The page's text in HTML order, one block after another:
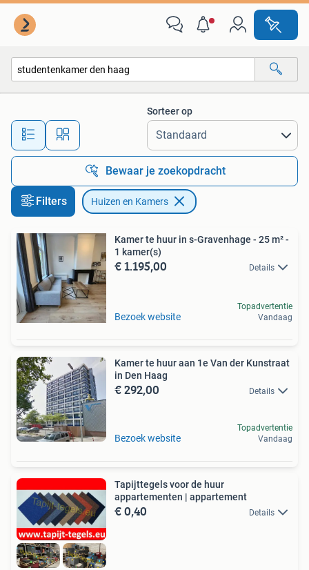
Alle afstanden…
Sorteer op
Bewaar je zoekopdracht
Filters Huizen en Kamers
Kamer te huur in s-Gravenhage - 25 m² -
1 kamer(s)
€ 1.195,00 Details
Bezoek website
Topadvertentie
Vandaag
Kamer te huur aan 1e Van der Kunstraat
in Den Haag
€ 292,00 Details
Bezoek website
Topadvertentie
Vandaag
Tapijttegels voor de huur
appartementen | appartement
€ 0,40 Details